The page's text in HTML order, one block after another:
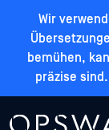
Wir
bemühen,
präzise